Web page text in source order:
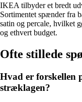
IKEA tilbyder et bredt
Sortimentet spænder fra
satin og percale, hvilket
og ethvert budget.
Ofte stillede
Hvad er forskellen
stræklagen?